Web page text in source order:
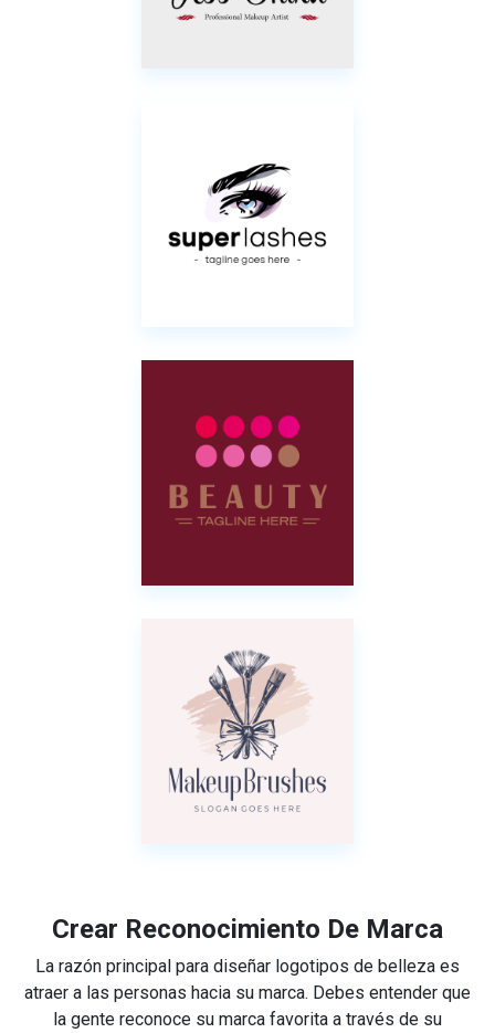
Crear Reconocimiento De Marca
La razón principal para diseñar logotipos de belleza es
atraer a las personas hacia su marca. Debes entender que
la gente reconoce su marca favorita a través de su